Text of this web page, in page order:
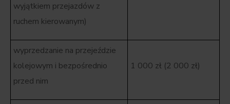
wyjątkiem przejazdów z
ruchem kierowanym)
wyprzedzanie na przejeździe
kolejowym i bezpośrednio
przed nim
1 000 zł (2 000 zł)